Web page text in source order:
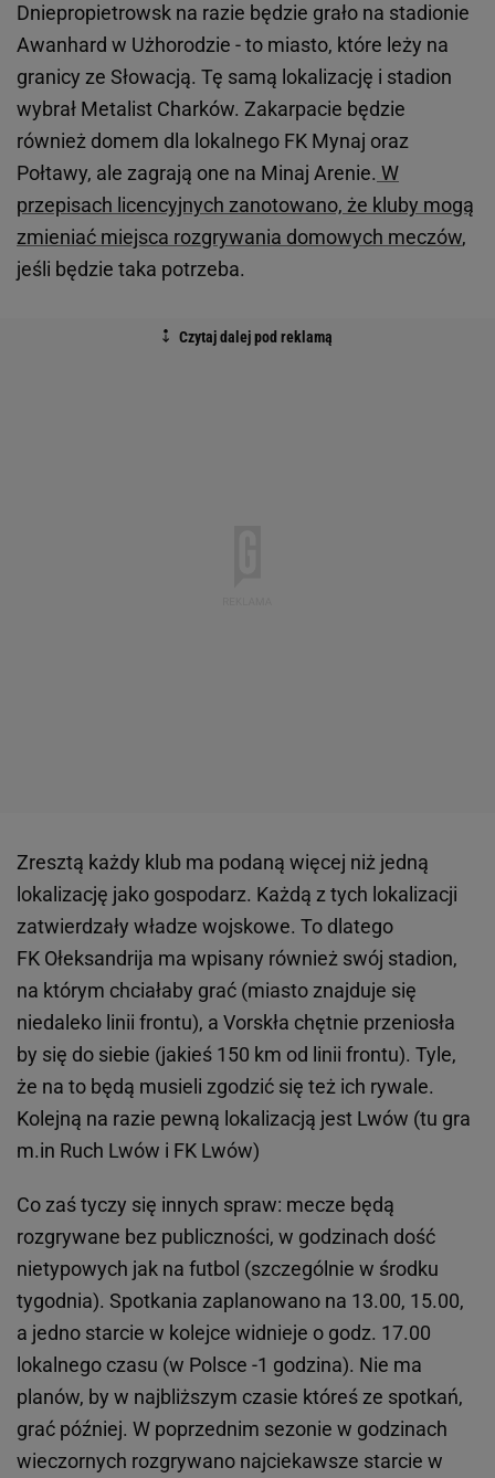
Dniepropietrowsk na razie będzie grało na stadionie
Awanhard w Użhorodzie - to miasto, które leży na
granicy ze Słowacją. Tę samą lokalizację i stadion
wybrał Metalist Charków. Zakarpacie będzie
również domem dla lokalnego FK Mynaj oraz
Połtawy, ale zagrają one na Minaj Arenie. W
przepisach licencyjnych zanotowano, że kluby mogą
zmieniać miejsca rozgrywania domowych meczów,
jeśli będzie taka potrzeba.
Zresztą każdy klub ma podaną więcej niż jedną
lokalizację jako gospodarz. Każdą z tych lokalizacji
zatwierdzały władze wojskowe. To dlatego
FK Ołeksandrija ma wpisany również swój stadion,
na którym chciałaby grać (miasto znajduje się
niedaleko linii frontu), a Vorskła chętnie przeniosła
by się do siebie (jakieś 150 km od linii frontu). Tyle,
że na to będą musieli zgodzić się też ich rywale.
Kolejną na razie pewną lokalizacją jest Lwów (tu gra
m.in Ruch Lwów i FK Lwów)
Co zaś tyczy się innych spraw: mecze będą
rozgrywane bez publiczności, w godzinach dość
nietypowych jak na futbol (szczególnie w środku
tygodnia). Spotkania zaplanowano na 13.00, 15.00,
a jedno starcie w kolejce widnieje o godz. 17.00
lokalnego czasu (w Polsce -1 godzina). Nie ma
planów, by w najbliższym czasie któreś ze spotkań,
grać później. W poprzednim sezonie w godzinach
wieczornych rozgrywano najciekawsze starcie w